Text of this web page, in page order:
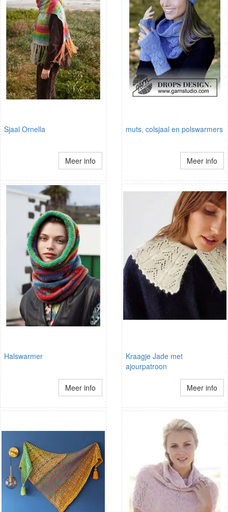
Sjaal Ornella
Meer info
muts, colsjaal en polswarmers
Meer info
Halswarmer
Meer info
Kraagje Jade met
ajourpatroon
Meer info